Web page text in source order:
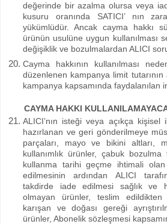
değerinde bir azalma olursa veya
kusuru oranında SATICI’ nın
yükümlüdür. Ancak cayma hakkı
ürünün usulüne uygun kullanılması
değişiklik ve bozulmalardan ALICI
Cayma hakkının kullanılması
düzenlenen kampanya limit
kampanya kapsamında faydalanılan
CAYMA HAKKI
ALICI’nın isteği veya açıkça kişisel
hazırlanan ve geri gönderilmeye
parçaları, mayo ve bikini altları,
kullanımlık ürünler, çabuk
kullanma tarihi geçme ihtimali olan
edilmesinin ardından ALICI
takdirde iade edilmesi sağlık ve
olmayan ürünler, teslim
karışan ve doğası gereği
ürünler, Abonelik sözleşmesi